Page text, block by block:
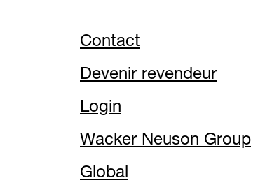
Contact
Devenir revendeur
Login
Wacker Neuson Group
Global